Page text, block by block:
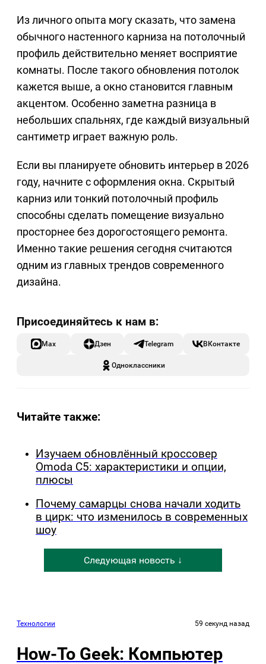
Из личного опыта могу сказать, что замена
обычного настенного карниза на потолочный
профиль действительно меняет восприятие
комнаты. После такого обновления потолок
кажется выше, а окно становится главным
акцентом. Особенно заметна разница в
небольших спальнях, где каждый визуальный
сантиметр играет важную роль.
Если вы планируете обновить интерьер в 2026
году, начните с оформления окна. Скрытый
карниз или тонкий потолочный профиль
способны сделать помещение визуально
просторнее без дорогостоящего ремонта.
Именно такие решения сегодня считаются
одним из главных трендов современного
дизайна.
Max Дзен Telegram ВКонтакте
Одноклассники
Читайте также:
Изучаем обновлённый кроссовер
Omoda C5: характеристики и опции,
плюсы
Почему самарцы снова начали ходить
в цирк: что изменилось в современных
шоу
Следующая новость ↓
Технологии 59 секунд назад
How-To Geek: Компьютер